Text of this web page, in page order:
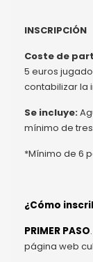
INSCRIPCIÓN
Coste de
5 euros
contabilizar la
Se incluye:
mínimo de
*Mínimo de 6
¿Cómo
PRIMER PASO
página web